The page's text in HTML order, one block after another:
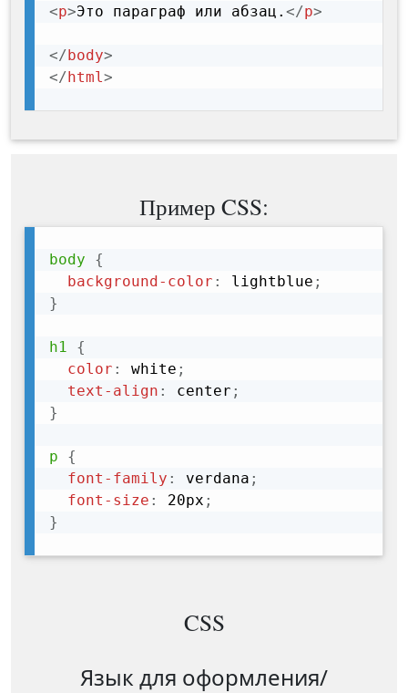
<p>Это параграф или абзац. </p>
</ body>
</ html>
Пример CSS:
body
{
background-color : lightblue ;
}
h1
{
color : white ;
text-align : center ;
}
p
{
font-family : verdana ;
font-size : 20px ;
}
CSS
Язык для оформления/